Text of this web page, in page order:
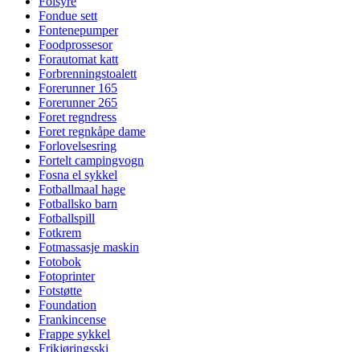
Fondue sett
Fontenepumper
Foodprossesor
Forautomat katt
Forbrenningstoalett
Forerunner 165
Forerunner 265
Foret regndress
Foret regnkåpe dame
Forlovelsesring
Fortelt campingvogn
Fosna el sykkel
Fotballmaal hage
Fotballsko barn
Fotballspill
Fotkrem
Fotmassasje maskin
Fotobok
Fotoprinter
Fotstøtte
Foundation
Frankincense
Frappe sykkel
Frikjøringsski